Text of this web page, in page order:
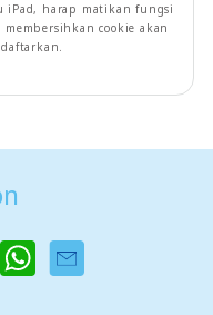
iPad, harap matikan fungsi
cookie akan
W